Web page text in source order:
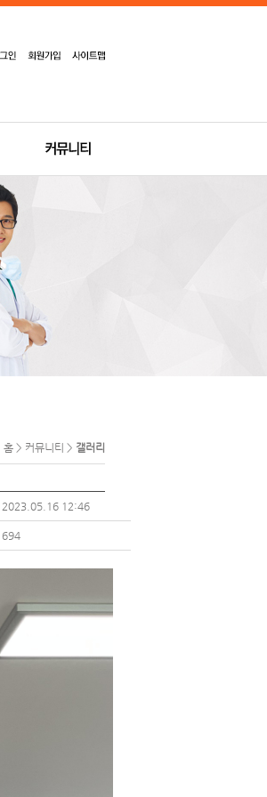
홈 > 커뮤니티 > 갤러리
2023.05.16 12:46
694